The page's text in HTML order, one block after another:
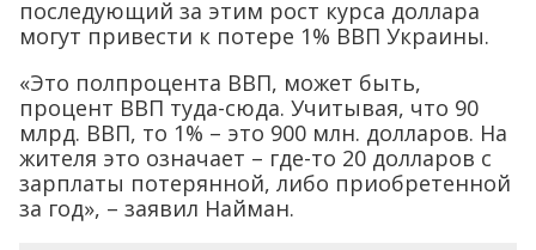
последующий за этим рост курса доллара
могут привести к потере 1% ВВП Украины.
«Это полпроцента ВВП, может быть,
процент ВВП туда-сюда. Учитывая, что 90
млрд. ВВП, то 1% – это 900 млн. долларов. На
жителя это означает – где-то 20 долларов с
зарплаты потерянной, либо приобретенной
за год», – заявил Найман.